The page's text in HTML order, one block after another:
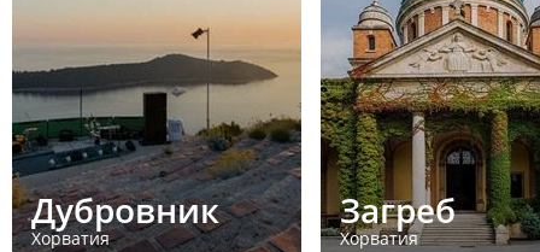
Дубровник
Хорватия
Загреб
Хорватия